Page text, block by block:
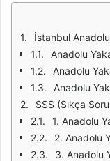
İstanbul
Anadolu
Anadolu
Anadolu
SSS (Sıkça
1. Anadolu
2. Anadolu
3. Anadolu